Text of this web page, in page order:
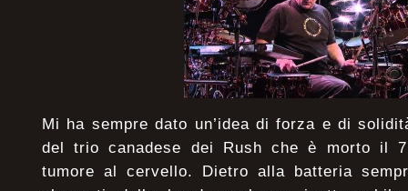
Mi ha sempre dato un’idea di forza e di
del trio canadese dei Rush che è morto il
tumore al cervello. Dietro alla batteria